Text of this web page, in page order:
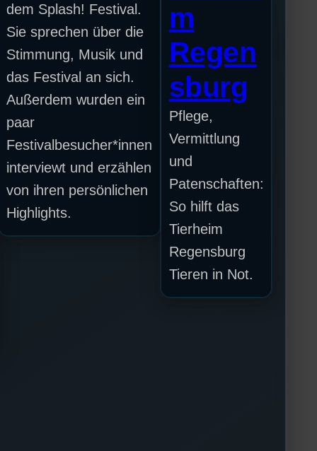
dem Splash! Festival.
Sie sprechen über die
Stimmung, Musik und
das Festival an sich.
Außerdem wurden ein
paar
Festivalbesucher*innen
interviewt und erzählen
von ihren persönlichen
Highlights.
m
Regen
sburg
Pflege,
Vermittlung
und
Patenschaften:
So hilft das
Tierheim
Regensburg
Tieren in Not.